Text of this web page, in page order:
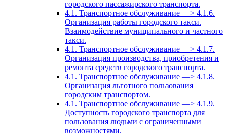
городского пассажирского транспорта.
4.1. Транспортное обслуживание —> 4.1.6.
Организация работы городского такси.
Взаимодействие муниципального и частного
такси.
4.1. Транспортное обслуживание —> 4.1.7.
Организация производства, приобретения и
ремонта средств городского транспорта.
4.1. Транспортное обслуживание —> 4.1.8.
Организация льготного пользования
городским транспортом.
4.1. Транспортное обслуживание —> 4.1.9.
Доступность городского транспорта для
пользования людьми с ограниченными
возможностями.